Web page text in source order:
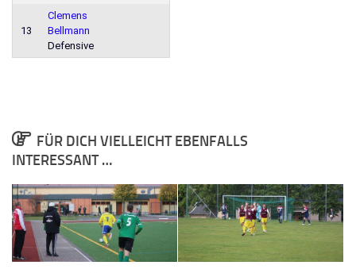
13
Clemens
Bellmann
Defensive
FÜR DICH VIELLEICHT EBENFALLS
INTERESSANT …